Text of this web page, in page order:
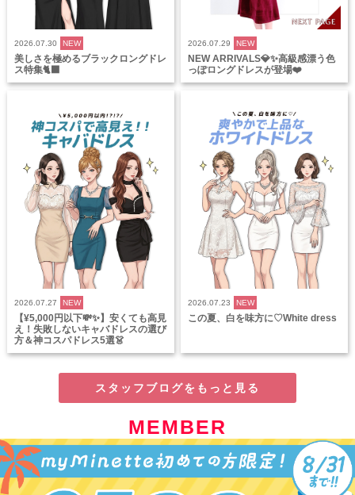
2026.07.30 NEW
美しさを極めるブラックロングドレ
ス特集🐈‍⬛
2026.07.29 NEW
NEW ARRIVALS💎✨高級感漂う色
っぽロングドレスが登場❤️
2026.07.27 NEW
【¥5,000円以下💸✨】安くても高見
え！失敗しないキャバドレスの選び
方＆神コスパドレス5選👗
2026.07.23 NEW
この夏、白を味方に♡White dress
スタッフブログをもっと見る
MEMBER